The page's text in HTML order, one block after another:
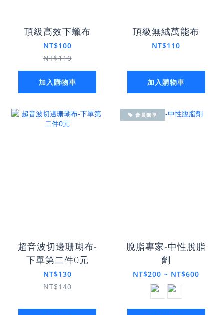
頂級高效下蠟布
NT$100
NT$110
加入購物車
頂級無絨萬能布
NT$110
加入購物車
超音波切邊珊瑚布-
下單第二件0元
NT$130
NT$140
會員獨享
脫脂專家-中性脫脂
劑
NT$200 ~ NT$600